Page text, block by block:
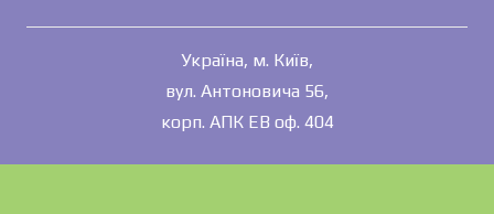
Україна, м. Київ,
вул. Антоновича 56,
корп. АПК ЕВ оф. 404